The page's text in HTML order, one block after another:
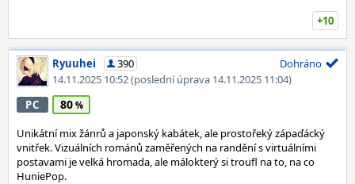
+10
Ryuuhei
390
14.11.2025 10:52(poslední úprava 14.11.2025 11:04)
Dohráno
PC 80
Unikátní mix žánrů a japonský kabátek, ale prostořeký zápaďácký
vnitřek. Vizuálních románů zaměřených na randění s virtuálními
postavami je velká hromada, ale málokterý si troufl na to, na co
HuniePop.